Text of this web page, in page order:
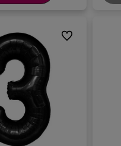
Do ulubionych